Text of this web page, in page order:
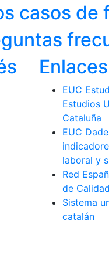
casos de
Enlaces
EUC
Estudios
Cataluña
EUC
laboral y
Red
de
Sistema
catalán